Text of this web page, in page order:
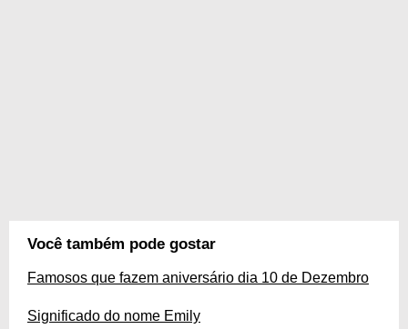
Você também pode gostar
Famosos que fazem aniversário dia 10 de Dezembro
Significado do nome Emily